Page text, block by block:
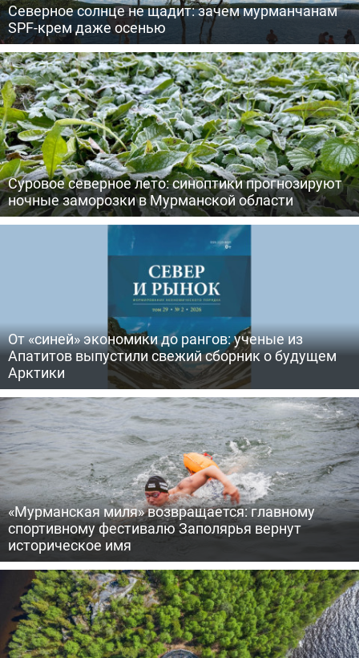
Северное солнце не щадит: зачем мурманчанам
SPF-крем даже осенью
Суровое северное лето: синоптики прогнозируют
ночные заморозки в Мурманской области
От «синей» экономики до рангов: ученые из
Апатитов выпустили свежий сборник о будущем
Арктики
«Мурманская миля» возвращается: главному
спортивному фестивалю Заполярья вернут
историческое имя